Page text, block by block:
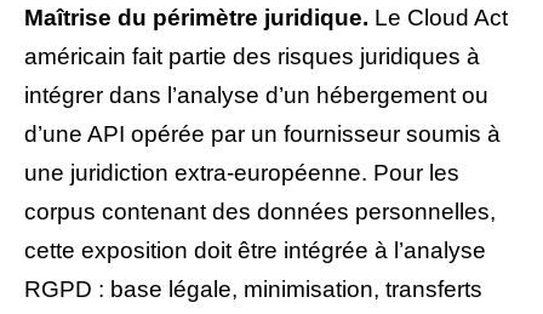
Maîtrise du périmètre juridique. Le Cloud Act
américain fait partie des risques juridiques à
intégrer dans l’analyse d’un hébergement ou
d’une API opérée par un fournisseur soumis à
une juridiction extra-européenne. Pour les
corpus contenant des données personnelles,
cette exposition doit être intégrée à l’analyse
RGPD : base légale, minimisation, transferts